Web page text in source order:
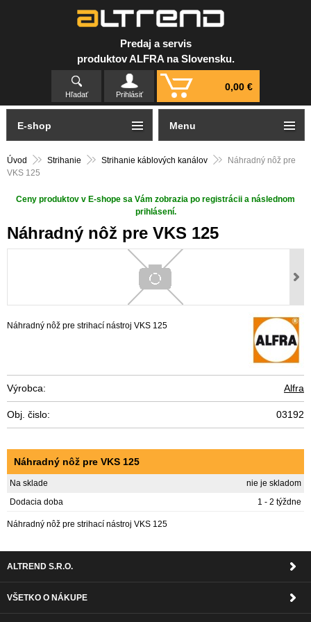
Predaj a servis
produktov ALFRA na Slovensku.
Hľadať Prihlásiť
0,00 €
Úvod Strihanie Strihanie káblových kanálov
Náhradný nôž pre
VKS 125
Ceny produktov v E-shope sa Vám zobrazia po registrácii a následnom
prihlásení.
Náhradný nôž pre VKS 125
Náhradný nôž pre strihací nástroj VKS 125
Výrobca: Alfra
Obj. čislo: 03192
Náhradný nôž pre VKS 125
Na sklade
nie je skladom
Dodacia doba
1 - 2 týždne
Náhradný nôž pre strihací nástroj VKS 125
E-shop Menu
ALTREND S.R.O.
VŠETKO O NÁKUPE